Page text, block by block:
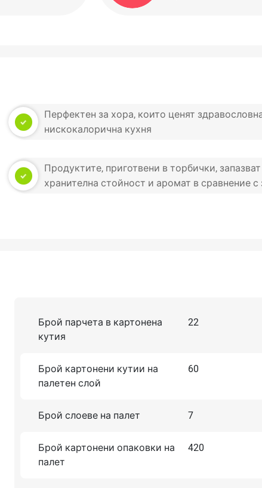
Перфектен за хора, които ценят
нискокалорична кухня
Продуктите, приготвени в торбички,
хранителна стойност и аромат в сравнение
Брой парчета в картонена
кутия
22
Брой картонени кутии на
палетен слой
60
Брой слоеве на палет 7
Брой картонени опаковки на
палет
420